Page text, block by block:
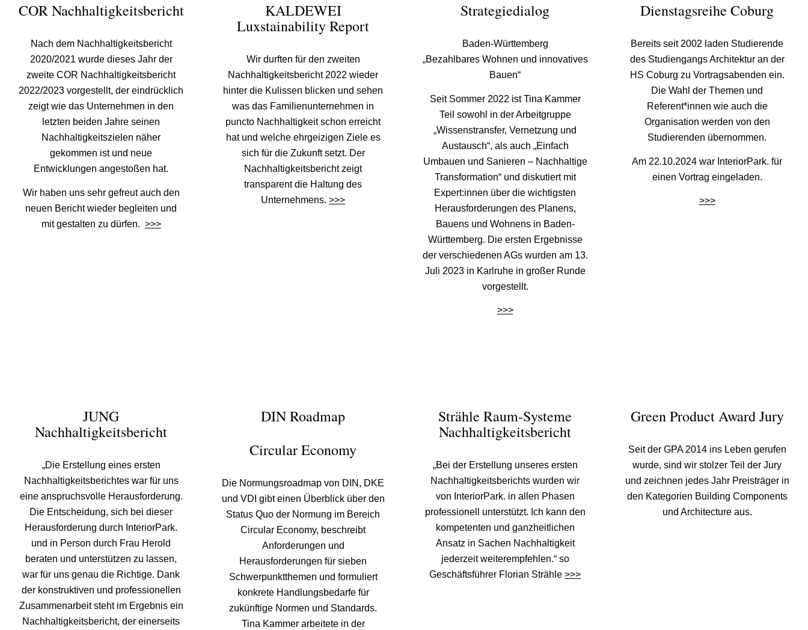
COR Nachhaltigkeitsbericht
Nach dem Nachhaltigkeitsbericht
2020/2021 wurde dieses Jahr der
zweite COR Nachhaltigkeitsbericht
2022/2023 vorgestellt, der eindrücklich
zeigt wie das Unternehmen in den
letzten beiden Jahre seinen
Nachhaltigkeitszielen näher
gekommen ist und neue
Entwicklungen angestoßen hat.
Wir haben uns sehr gefreut auch den
neuen Bericht wieder begleiten und
mit gestalten zu dürfen. >>>
KALDEWEI
Luxstainability Report
Wir durften für den zweiten
Nachhaltigkeitsbericht 2022 wieder
hinter die Kulissen blicken und sehen
was das Familienunternehmen in
puncto Nachhaltigkeit schon erreicht
hat und welche ehrgeizigen Ziele es
sich für die Zukunft setzt. Der
Nachhaltigkeitsbericht zeigt
transparent die Haltung des
Unternehmens. >>>
Strategiedialog
Baden-Württemberg
„Bezahlbares Wohnen und innovatives
Bauen“
Seit Sommer 2022 ist Tina Kammer
Teil sowohl in der Arbeitgruppe
„Wissenstransfer, Vernetzung und
Austausch“, als auch „Einfach
Umbauen und Sanieren – Nachhaltige
Transformation“ und diskutiert mit
Expert:innen über die wichtigsten
Herausforderungen des Planens,
Bauens und Wohnens in Baden-
Württemberg. Die ersten Ergebnisse
der verschiedenen AGs wurden am 13.
Juli 2023 in Karlruhe in großer Runde
vorgestellt.
>>>
Dienstagsreihe Coburg
Bereits seit 2002 laden Studierende
des Studiengangs Architektur an der
HS Coburg zu Vortragsabenden ein.
Die Wahl der Themen und
Referent*innen wie auch die
Organisation werden von den
Studierenden übernommen.
Am 22.10.2024 war InteriorPark. für
einen Vortrag eingeladen.
>>>
JUNG
Nachhaltigkeitsbericht
„Die Erstellung eines ersten
Nachhaltigkeitsberichtes war für uns
eine anspruchsvolle Herausforderung.
Die Entscheidung, sich bei dieser
Herausforderung durch InteriorPark.
und in Person durch Frau Herold
beraten und unterstützen zu lassen,
war für uns genau die Richtige. Dank
der konstruktiven und professionellen
Zusammenarbeit steht im Ergebnis ein
Nachhaltigkeitsbericht, der einerseits
DIN Roadmap
Circular Economy
Die Normungsroadmap von DIN, DKE
und VDI gibt einen Überblick über den
Status Quo der Normung im Bereich
Circular Economy, beschreibt
Anforderungen und
Herausforderungen für sieben
Schwerpunktthemen und formuliert
konkrete Handlungsbedarfe für
zukünftige Normen und Standards.
Tina Kammer arbeitete in der
Strähle Raum-Systeme
Nachhaltigkeitsbericht
„Bei der Erstellung unseres ersten
Nachhaltigkeitsberichts wurden wir
von InteriorPark. in allen Phasen
professionell unterstützt. Ich kann den
kompetenten und ganzheitlichen
Ansatz in Sachen Nachhaltigkeit
jederzeit weiterempfehlen.“ so
Geschäftsführer Florian Strähle >>>
Green Product Award Jury
Seit der GPA 2014 ins Leben gerufen
wurde, sind wir stolzer Teil der Jury
und zeichnen jedes Jahr Preisträger in
den Kategorien Building Components
und Architecture aus.